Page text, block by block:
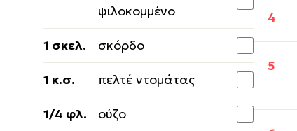
ψιλοκομμένο
1 σκελ. σκόρδο
1 κ.σ. πελτέ ντομάτας
1/4 φλ. ούζο